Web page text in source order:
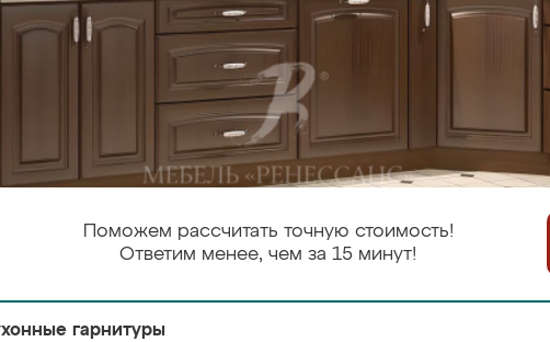
Поможем рассчитать точную стоимость!
Ответим менее, чем за 15 минут!
гарнитуры